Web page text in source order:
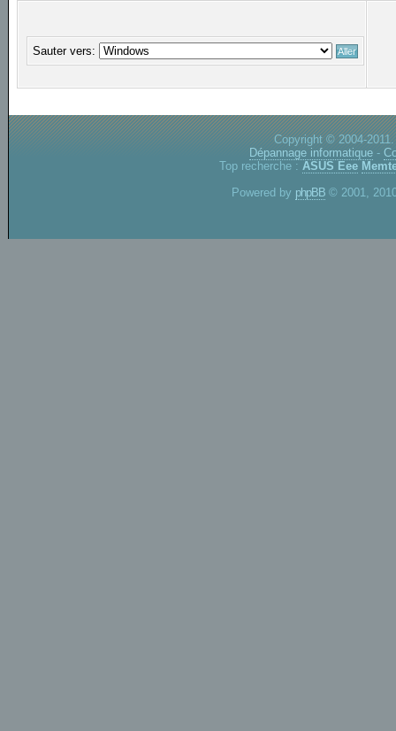
Sauter vers:
Copyright © 2004-
Dépannage informatique -
Top recherche : ASUS Eee
Powered by phpBB © 2001,